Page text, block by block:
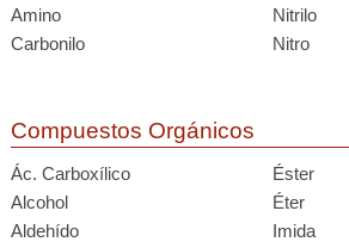
Amino
Nitrilo
Carbonilo
Nitro
Compuestos Orgánicos
Ác. Carboxílico
Éster
Alcohol
Éter
Aldehído
Imida